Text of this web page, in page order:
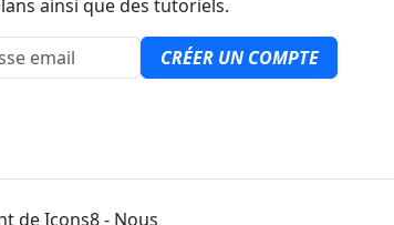
ainsi que des tutoriels.
email
CRÉER UN COMPTE
de Icons8 - Nous